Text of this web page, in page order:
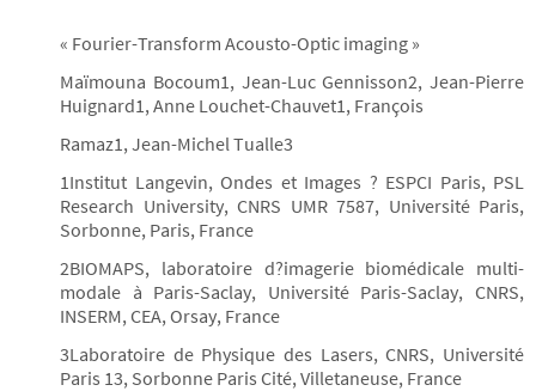
« Fourier-Transform Acousto-Optic imaging »
Maïmouna Bocoum1, Jean-Luc Gennisson2, Jean-Pierre
Huignard1, Anne Louchet-Chauvet1, François
Ramaz1, Jean-Michel Tualle3
1Institut Langevin, Ondes et Images ? ESPCI Paris, PSL
Research University, CNRS UMR 7587, Université Paris,
Sorbonne, Paris, France
2BIOMAPS, laboratoire d?imagerie biomédicale multi-
modale à Paris-Saclay, Université Paris-Saclay, CNRS,
INSERM, CEA, Orsay, France
3Laboratoire de Physique des Lasers, CNRS, Université
Paris 13, Sorbonne Paris Cité, Villetaneuse, France